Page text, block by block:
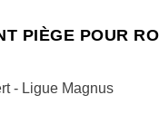
PIÈGE POUR
- Ligue Magnus